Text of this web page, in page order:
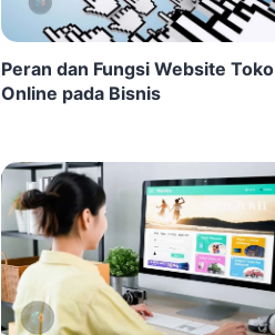
Peran dan Fungsi Website Toko
Online pada Bisnis